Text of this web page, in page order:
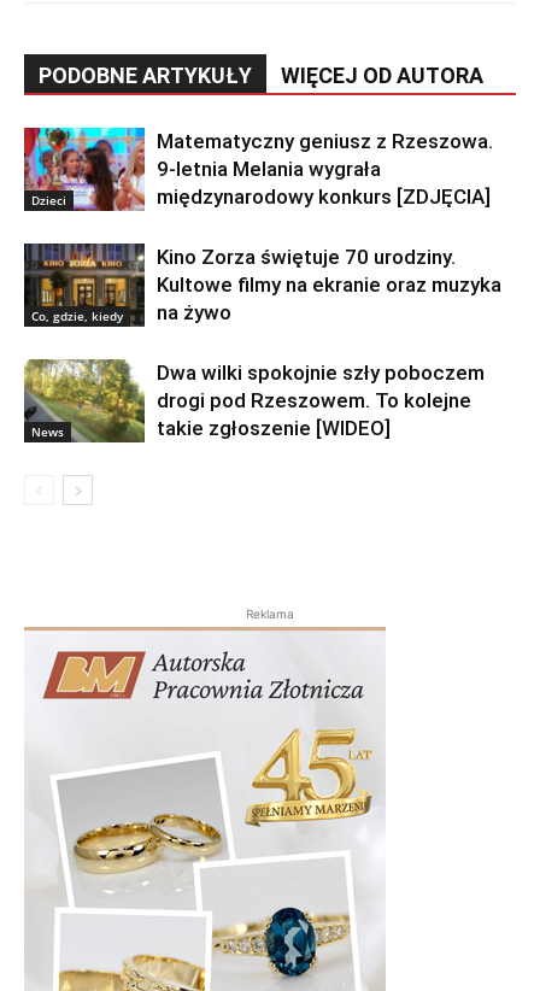
PODOBNE ARTYKUŁY WIĘCEJ OD AUTORA
Dzieci
Matematyczny geniusz z Rzeszowa.
9-letnia Melania wygrała
międzynarodowy konkurs [ZDJĘCIA]
Co, gdzie, kiedy
Kino Zorza świętuje 70 urodziny.
Kultowe filmy na ekranie oraz muzyka
na żywo
News
Dwa wilki spokojnie szły poboczem
drogi pod Rzeszowem. To kolejne
takie zgłoszenie [WIDEO]
Reklama